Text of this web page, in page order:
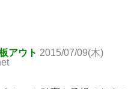
アウト 2015/07/09(木)